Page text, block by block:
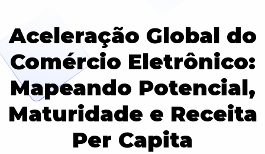
Aceleração Global do
Comércio Eletrônico:
Mapeando Potencial,
Maturidade e Receita
Per Capita